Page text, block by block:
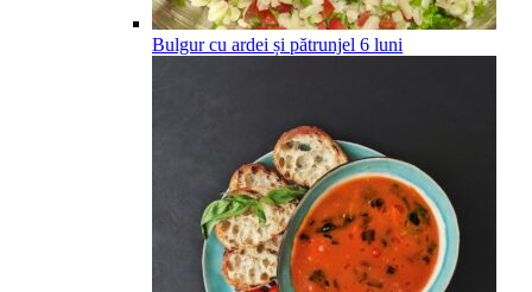
Bulgur cu ardei și pătrunjel 6 luni